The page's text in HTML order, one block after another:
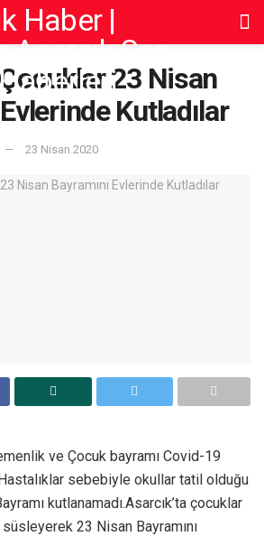
23 Nisan
Kutladılar
23 Nisan 2020
ve Çocuk bayramı Covid-19
sebebiyle okullar tatil olduğu
kutlanamadı.Asarcık’ta çocuklar
23 Nisan Bayramını